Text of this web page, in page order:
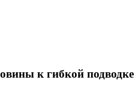
к гибкой подводке